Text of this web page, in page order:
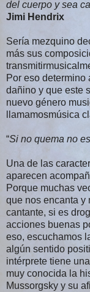
del cuerpo y sea
Jimi Hendrix
Sería mezquino
más sus
Por eso determino
dañino y que este
nuevo género
llamamosmúsica
“Si no quema no
Una de las
aparecen
Porque muchas
que nos encanta y
cantante, si es
acciones buenas
eso, escuchamos
algún sentido
intérprete tiene
muy conocida la
Mussorgsky y su